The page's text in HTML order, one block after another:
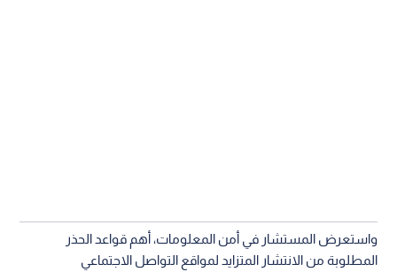
واستعرض المستشار في أمن المعلومات، أهم قواعد الحذر
المطلوبة من الانتشار المتزايد لمواقع التواصل الاجتماعي